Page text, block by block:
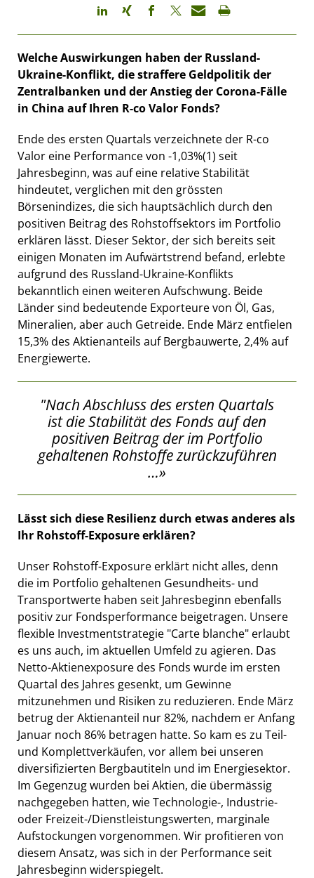
Welche Auswirkungen haben der Russland-
Ukraine-Konflikt, die straffere Geldpolitik der
Zentralbanken und der Anstieg der Corona-Fälle
in China auf Ihren R-co Valor Fonds?
Ende des ersten Quartals verzeichnete der R-co
Valor eine Performance von -1,03%(1) seit
Jahresbeginn, was auf eine relative Stabilität
hindeutet, verglichen mit den grössten
Börsenindizes, die sich hauptsächlich durch den
positiven Beitrag des Rohstoffsektors im Portfolio
erklären lässt. Dieser Sektor, der sich bereits seit
einigen Monaten im Aufwärtstrend befand, erlebte
aufgrund des Russland-Ukraine-Konflikts
bekanntlich einen weiteren Aufschwung. Beide
Länder sind bedeutende Exporteure von Öl, Gas,
Mineralien, aber auch Getreide. Ende März entfielen
15,3% des Aktienanteils auf Bergbauwerte, 2,4% auf
Energiewerte.
"Nach Abschluss des ersten Quartals
ist die Stabilität des Fonds auf den
positiven Beitrag der im Portfolio
gehaltenen Rohstoffe zurückzuführen
…»
Lässt sich diese Resilienz durch etwas anderes als
Ihr Rohstoff-Exposure erklären?
Unser Rohstoff-Exposure erklärt nicht alles, denn
die im Portfolio gehaltenen Gesundheits- und
Transportwerte haben seit Jahresbeginn ebenfalls
positiv zur Fondsperformance beigetragen. Unsere
flexible Investmentstrategie "Carte blanche" erlaubt
es uns auch, im aktuellen Umfeld zu agieren. Das
Netto-Aktienexposure des Fonds wurde im ersten
Quartal des Jahres gesenkt, um Gewinne
mitzunehmen und Risiken zu reduzieren. Ende März
betrug der Aktienanteil nur 82%, nachdem er Anfang
Januar noch 86% betragen hatte. So kam es zu Teil-
und Komplettverkäufen, vor allem bei unseren
diversifizierten Bergbautiteln und im Energiesektor.
Im Gegenzug wurden bei Aktien, die übermässig
nachgegeben hatten, wie Technologie-, Industrie-
oder Freizeit-/Dienstleistungswerten, marginale
Aufstockungen vorgenommen. Wir profitieren von
diesem Ansatz, was sich in der Performance seit
Jahresbeginn widerspiegelt.